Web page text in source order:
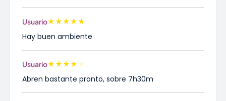
Usuario★★★★★
Hay buen ambiente
Usuario★★★★ ★
Abren bastante pronto, sobre 7h30m